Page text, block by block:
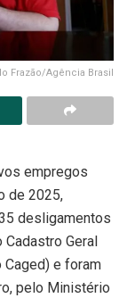
Frazão/Agência Brasil
empregos
de 2025,
desligamentos
Geral
e foram
pelo Ministério